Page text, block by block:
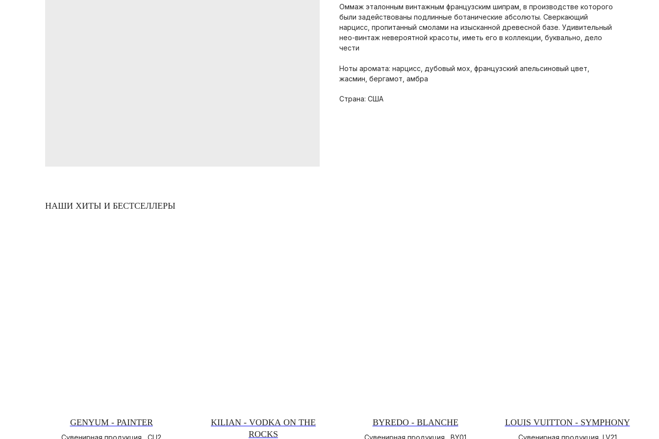
Оммаж эталонным винтажным французским шипрам, в производстве которого
были задействованы подлинные ботанические абсолюты. Сверкающий
нарцисс, пропитанный смолами на изысканной древесной базе. Удивительный
нео-винтаж невероятной красоты, иметь его в коллекции, буквально, дело
чести
Ноты аромата: нарцисс, дубовый мох, французский апельсиновый цвет,
жасмин, бергамот, амбра
Страна: США
НАШИ ХИТЫ И БЕСТСЕЛЛЕРЫ
GENYUM - PAINTER
Сувенирная продукция , CLI2
KILIAN - VODKA ON THE
ROCKS
BYREDO - BLANCHE
Сувенирная продукция , BY01
LOUIS VUITTON - SYMPHONY
Сувенирная продукция, LV21